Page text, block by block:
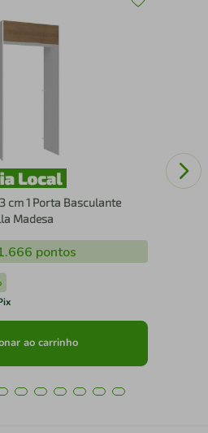
cm 1 Porta Basculante
Madesa
pontos
ao carrinho